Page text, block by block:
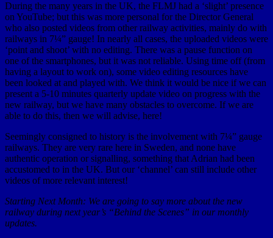
During the many years in the UK, the FLMJ had a ‘slight’ presence
on YouTube; but this was more personal for the Director General
who also posted videos from other railway activities, mainly do with
railways in 7¼” gauge! In nearly all cases, the uploaded videos were
‘point and shoot’ with no editing. There was a pause function on
one of the smartphones, but it was not reliable. Using time off (from
having a layout to work on), some video editing resources have
been looked at and played with. We think it would be nice if we can
present a 5-10 minutes quarterly update video on progress with the
new railway, but we have many obstacles to overcome. If we are
able to do this, then we will advise, here!
Seemingly consigned to history is the involvement with 7¼” gauge
railways. They are very rare here in Sweden, and none have
authentic operation or signalling, something that Adrian had been
accustomed to in the UK. But our ‘channel’ can still include other
videos of more relevant interest!
Starting Next Month: We are going to say more about the new
railway during next year’s “Behind the Scenes” in our monthly
updates.